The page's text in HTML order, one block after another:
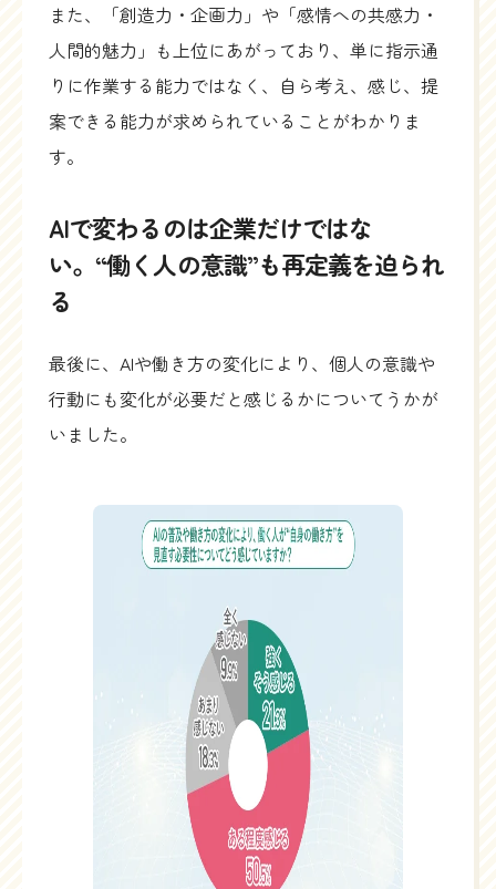
また、「創造力・企画力」や「感情への共感力・
人間的魅力」も上位にあがっており、単に指示通
りに作業する能力ではなく、自ら考え、感じ、提
案できる能力が求められていることがわかりま
す。
AIで変わるのは企業だけではな
い。“働く人の意識”も再定義を迫られ
る
最後に、AIや働き方の変化により、個人の意識や
行動にも変化が必要だと感じるかについてうかが
いました。